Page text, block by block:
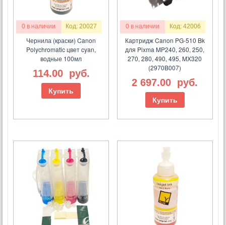
0 в наличии Код: 20027
Чернила (краски) Canon
Polychromatic цвет cyan,
водные 100мл
114.00 руб.
Купить
0 в наличии Код: 42006
Картридж Canon PG-510 Bk
для Pixma MP240, 260, 250,
270, 280, 490, 495, MX320
(2970B007)
2 697.00 руб.
Купить